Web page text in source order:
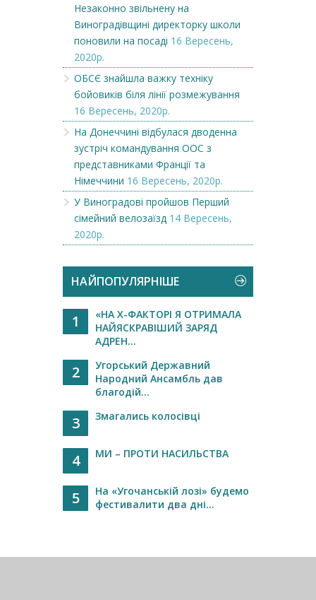
Незаконно звільнену на
Виноградівщині директорку школи
поновили на посаді 16 Вересень,
2020р.
ОБСЄ знайшла важку техніку
бойовиків біля лінії розмежування
16 Вересень, 2020р.
На Донеччині відбулася дводенна
зустріч командування ООС з
представниками Франції та
Німеччини 16 Вересень, 2020р.
У Виноградові пройшов Перший
сімейний велозаїзд 14 Вересень,
2020р.
НАЙПОПУЛЯРНІШЕ
1
«НА Х-ФАКТОРІ Я ОТРИМАЛА
НАЙЯСКРАВІШИЙ ЗАРЯД
АДРЕН...
2
Угорський Державний
Народний Ансамбль дав
благодій...
3 Змагались колосівці
4 МИ – ПРОТИ НАСИЛЬСТВА
5
На «Угочанській лозі» будемо
фестивалити два дні...